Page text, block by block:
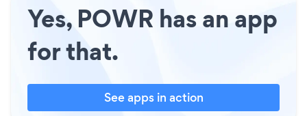
Yes, POWR has an app
for that.
See apps in action